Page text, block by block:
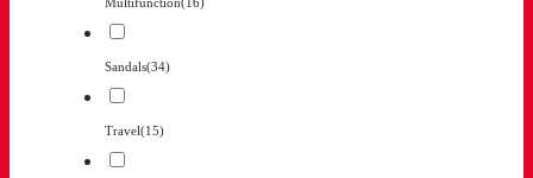
Sandals(34)
Travel(15)